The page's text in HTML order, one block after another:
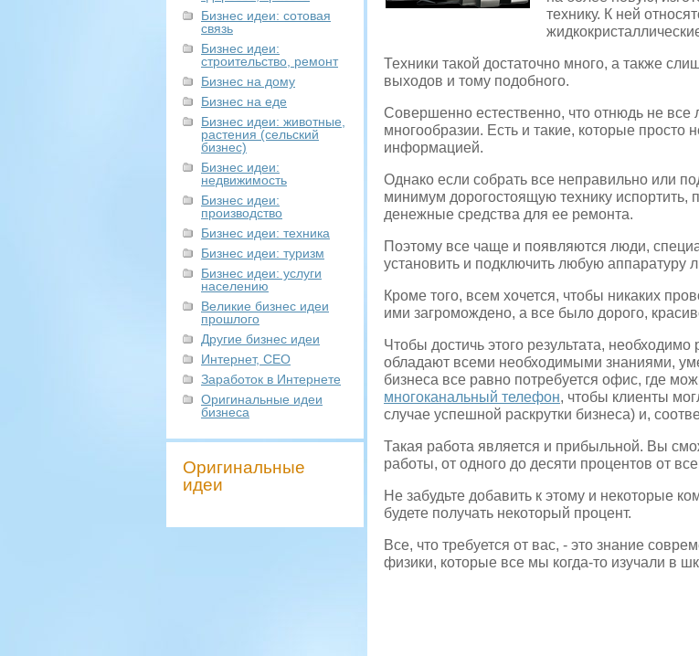
Бизнес идеи: сотовая
связь
Бизнес идеи:
строительство, ремонт
Бизнес на дому
Бизнес на еде
Бизнес идеи: животные,
растения (сельский
бизнес)
Бизнес идеи:
недвижимость
Бизнес идеи:
производство
Бизнес идеи: техника
Бизнес идеи: туризм
Бизнес идеи: услуги
населению
Великие бизнес идеи
прошлого
Другие бизнес идеи
Интернет, СЕО
Заработок в Интернете
Оригинальные идеи
бизнеса
Оригинальные
идеи
технику. К ней
Техники такой достаточно много, а также
выходов и тому подобного.
Совершенно естественно, что отнюдь не все
многообразии. Есть и такие, которые просто
информацией.
Однако если собрать все неправильно или
минимум дорогостоящую технику испортить,
денежные средства для ее ремонта.
Поэтому все чаще и появляются люди,
установить и подключить любую аппаратуру
Кроме того, всем хочется, чтобы никаких
ими загромождено, а все было дорого,
Чтобы достичь этого результата,
обладают всеми необходимыми знаниями,
бизнеса все равно потребуется офис, где
многоканальный телефон, чтобы клиенты
случае успешной раскрутки бизнеса) и,
Такая работа является и прибыльной. Вы
работы, от одного до десяти процентов от
Не забудьте добавить к этому и некоторые
будете получать некоторый процент.
Все, что требуется от вас, - это знание
физики, которые все мы когда-то изучали в